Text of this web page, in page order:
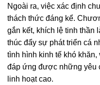
Ngoài ra, việc xác định
thách thức đáng kể.
gắn kết, khích lệ tinh thần
thúc đẩy sự phát triển cá
tình hình kinh tế khó
đáp ứng được những yêu
linh hoạt cao.